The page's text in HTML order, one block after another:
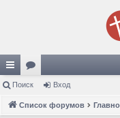
с
ы
ор
ум
Поиск Вход
Список форумов